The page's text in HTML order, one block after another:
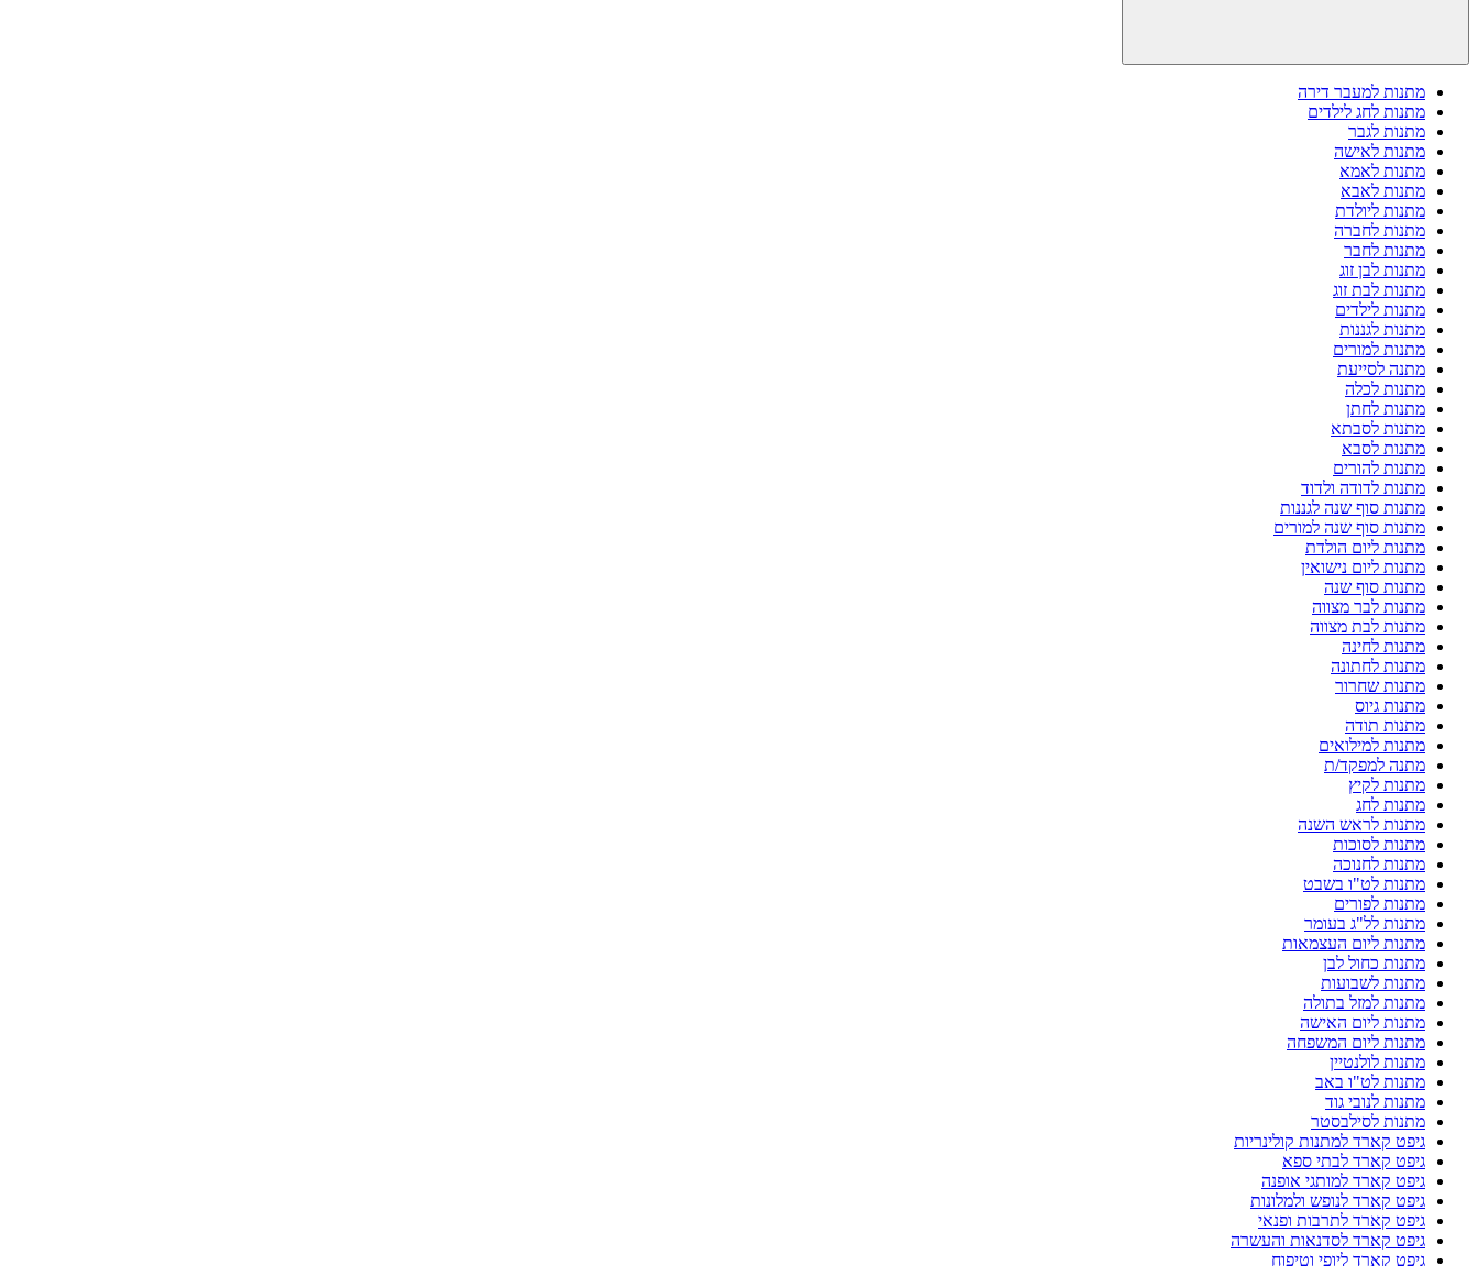
מתנות למעבר דירה
מתנות לחג לילדים
מתנות לגבר
מתנות לאישה
מתנות לאמא
מתנות לאבא
מתנות ליולדת
מתנות לחברה
מתנות לחבר
מתנות לבן זוג
מתנות לבת זוג
מתנות לילדים
מתנות לגננות
מתנות למורים
מתנה לסייעת
מתנות לכלה
מתנות לחתן
מתנות לסבתא
מתנות לסבא
מתנות להורים
מתנות לדודה ולדוד
מתנות סוף שנה לגננות
מתנות סוף שנה למורים
מתנות ליום הולדת
מתנות ליום נישואין
מתנות סוף שנה
מתנות לבר מצווה
מתנות לבת מצווה
מתנות לחינה
מתנות לחתונה
מתנות שחרור
מתנות גיוס
מתנות תודה
מתנות למילואים
מתנה למפקד/ת
מתנות לקיץ
מתנות לחג
מתנות לראש השנה
מתנות לסוכות
מתנות לחנוכה
מתנות לט"ו בשבט
מתנות לפורים
מתנות לל"ג בעומר
מתנות ליום העצמאות
מתנות כחול לבן
מתנות לשבועות
מתנות למזל בתולה
מתנות ליום האישה
מתנות ליום המשפחה
מתנות לולנטיין
מתנות לט"ו באב
מתנות לנובי גוד
מתנות לסילבסטר
גיפט קארד למתנות קולינריות
גיפט קארד לבתי ספא
גיפט קארד למותגי אופנה
גיפט קארד לנופש ולמלונות
גיפט קארד לתרבות ופנאי
גיפט קארד לסדנאות והעשרה
גיפט קארד ליופי וטיפוח